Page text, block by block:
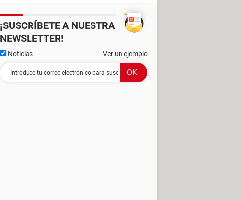
¡SUSCRÍBETE A NUESTRA
NEWSLETTER!
Noticias Ver un ejemplo